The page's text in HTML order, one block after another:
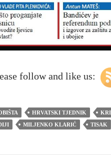
follow and like us:
HRVATSKI TJEDNIK
MILJENKO KLARIĆ TISAK